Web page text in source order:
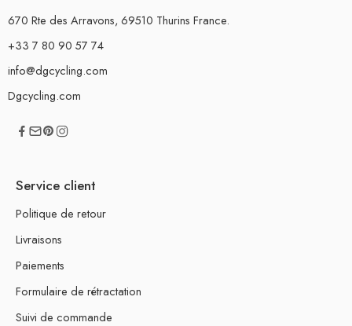
670 Rte des Arravons, 69510 Thurins France.
+33 7 80 90 57 74
info@dgcycling.com
Dgcycling.com
Service client
Politique de retour
Livraisons
Paiements
Formulaire de rétractation
Suivi de commande